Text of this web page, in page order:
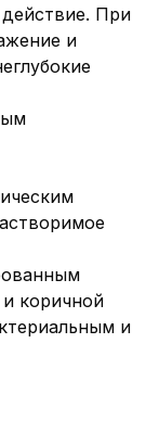
При
и
коричной
и